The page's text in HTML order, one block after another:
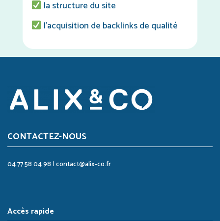
la structure du site
l’acquisition de backlinks de qualité
CONTACTEZ-NOUS
04 77 58 04 98 |contact@alix-co.fr
Accès rapide